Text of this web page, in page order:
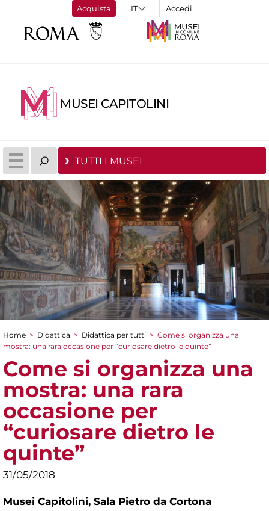
Acquista Accedi
MUSEI CAPITOLINI
TUTTI I MUSEI
Tu sei qui
Home > Didattica > Didattica per tutti > Come si organizza una
mostra: una rara occasione per “curiosare dietro le quinte”
Come si organizza una
mostra: una rara
occasione per
“curiosare dietro le
quinte”
31/05/2018
Musei Capitolini, Sala Pietro da Cortona